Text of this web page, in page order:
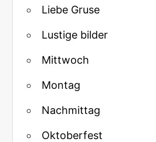
Liebe Gruse
Lustige bilder
Mittwoch
Montag
Nachmittag
Oktoberfest